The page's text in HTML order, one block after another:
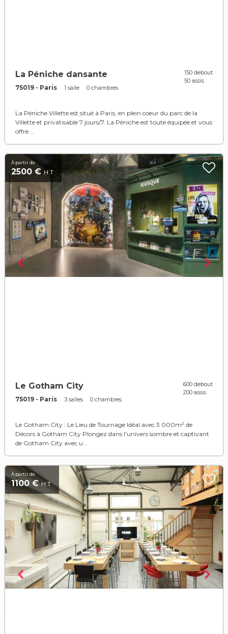
La Péniche dansante
75019 - Paris 1 salle 0 chambres
150 debout
50 assis
La Péniche Villette est situé à Paris, en plein coeur du parc de la
Villette et privatisable 7 jours/7. La Péniche est toute équipée et vous
offre ...
À partir de
2500 €H.T
Le Gotham City
75019 - Paris 3 salles 0 chambres
600 debout
200 assis
Le Gotham City : Le Lieu de Tournage Idéal avec 3 000m² de
Décors à Gotham City Plongez dans l'univers sombre et captivant
de Gotham City avec u...
À partir de
1100 €H.T